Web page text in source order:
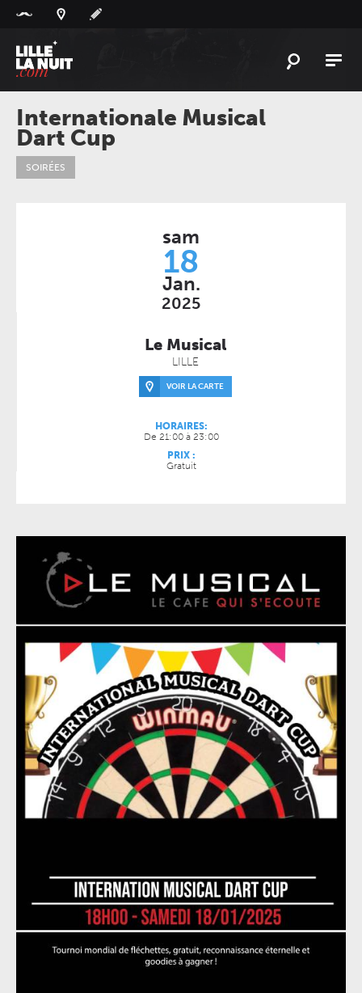
L'ACTU
L'AGENDA
LESLIEUX
Internationale Musical
Dart Cup
SOIRÉES
sam
18
Jan.
2025
Le Musical
LILLE
VOIR LA CARTE
HORAIRES:
De 21:00 à 23:00
PRIX :
Gratuit
Panneau de gestion des cookies